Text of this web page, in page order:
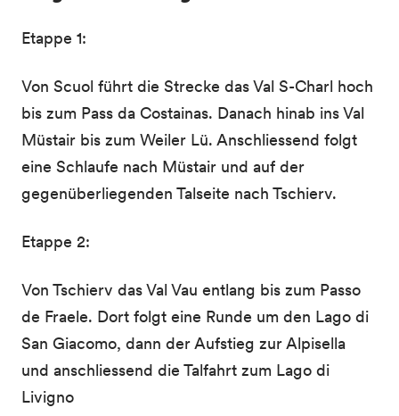
Etappe 1:
Von Scuol führt die Strecke das Val S-Charl hoch
bis zum Pass da Costainas. Danach hinab ins Val
Müstair bis zum Weiler Lü. Anschliessend folgt
eine Schlaufe nach Müstair und auf der
gegenüberliegenden Talseite nach Tschierv.
Etappe 2:
Von Tschierv das Val Vau entlang bis zum Passo
de Fraele. Dort folgt eine Runde um den Lago di
San Giacomo, dann der Aufstieg zur Alpisella
und anschliessend die Talfahrt zum Lago di
Livigno